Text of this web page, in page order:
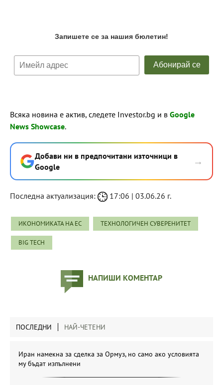
Всяка новина е актив, следете Investor.bg и в Google
News Showcase.
Добави ни в предпочитани източници в
Google
→
Последна актуализация: 17:06 | 03.06.26 г.
ИКОНОМИКАТА НА ЕС ТЕХНОЛОГИЧЕН СУВЕРЕНИТЕТ
BIG TECH
НАПИШИ КОМЕНТАР
ПОСЛЕДНИ НАЙ-ЧЕТЕНИ
Иран намекна за сделка за Ормуз, но само ако условията
му бъдат изпълнени